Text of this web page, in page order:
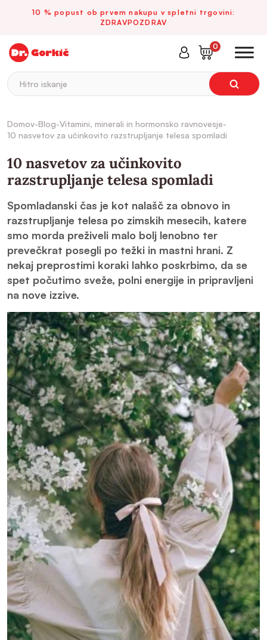
10 % popust ob prvem nakupu v spletni trgovini:
ZDRAVPOZDRAV
Hitro iskanje
0
Domov-Blog-Vitamini, minerali in hormonsko ravnovesje-
10 nasvetov za učinkovito razstrupljanje telesa spomladi
10 nasvetov za učinkovito
razstrupljanje telesa spomladi
Spomladanski čas je kot nalašč za obnovo in
razstrupljanje telesa po zimskih mesecih, katere
smo morda preživeli malo bolj lenobno ter
prevečkrat posegli po težki in mastni hrani. Z
nekaj preprostimi koraki lahko poskrbimo, da se
spet počutimo sveže, polni energije in pripravljeni
na nove izzive.